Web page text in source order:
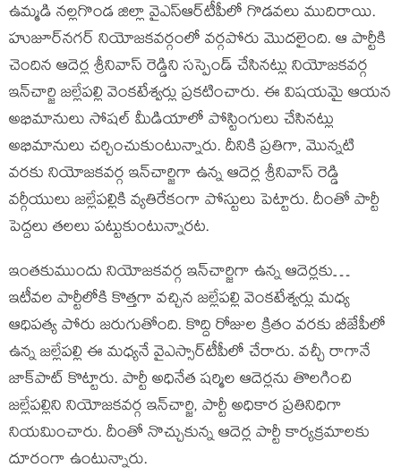
ఉమ్మ‌డి న‌ల్ల‌గొండ జిల్లా వైఎస్ఆర్‌టీపీలో గొడ‌వ‌లు ముదిరాయి.
హుజూర్‌న‌గ‌ర్ నియోజ‌క‌వ‌ర్గంలో వ‌ర్గ‌పోరు మొద‌లైంది. ఆ పార్టీకి
చెందిన ఆదెర్ల శ్రీ‌నివాస్ రెడ్డిని స‌స్పెండ్ చేసిన‌ట్లు నియోజ‌క‌వ‌ర్గ
ఇన్‌చార్జి జ‌ల్లేప‌ల్లి వెంక‌టేశ్వ‌ర్లు ప్ర‌క‌టించారు. ఈ విష‌య‌మై ఆయ‌న
అభిమానులు సోష‌ల్ మీడియాలో పోస్టింగులు చేసిన‌ట్లు
అభిమానులు చ‌ర్చించుకుంటున్నారు. దీనికి ప్ర‌తిగా, మొన్న‌టి
వ‌ర‌కు నియోజ‌క‌వ‌ర్గ ఇన్‌చార్జిగా ఉన్న‌ ఆదెర్ల శ్రీ‌నివాస్ రెడ్డి
వ‌ర్గీయులు జ‌ల్లేప‌ల్లికి వ్య‌తిరేకంగా పోస్టులు పెట్టారు. దీంతో పార్టీ
పెద్ద‌లు త‌ల‌లు ప‌ట్టుకుంటున్నార‌ట‌.
ఇంత‌కుముందు నియోజ‌క‌వ‌ర్గ ఇన్‌చార్జిగా ఉన్న ఆదెర్ల‌కు…
ఇటీవ‌ల పార్టీలోకి కొత్త‌గా వ‌చ్చిన జ‌ల్లేప‌ల్లి వెంక‌టేశ్వ‌ర్లు మ‌ధ్య
ఆధిప‌త్య పోరు జ‌రుగుతోంది. కొద్ది రోజుల క్రితం వ‌ర‌కు బీజేపీలో
ఉన్న జ‌ల్లేప‌ల్లి ఈ మ‌ధ్య‌నే వైఎస్సార్‌టీపీలో చేరారు. వ‌చ్చీ రాగానే
జాక్‌పాట్ కొట్టారు. పార్టీ అధినేత ష‌ర్మిల ఆదెర్ల‌ను తొల‌గించి
జ‌ల్లేప‌ల్లిని నియోజ‌క‌వ‌ర్గ ఇన్‌చార్జి, పార్టీ అధికార ప్ర‌తినిధిగా
నియ‌మించారు. దీంతో నొచ్చుకున్న ఆదెర్ల పార్టీ కార్య‌క్ర‌మాల‌కు
దూరంగా ఉంటున్నారు.